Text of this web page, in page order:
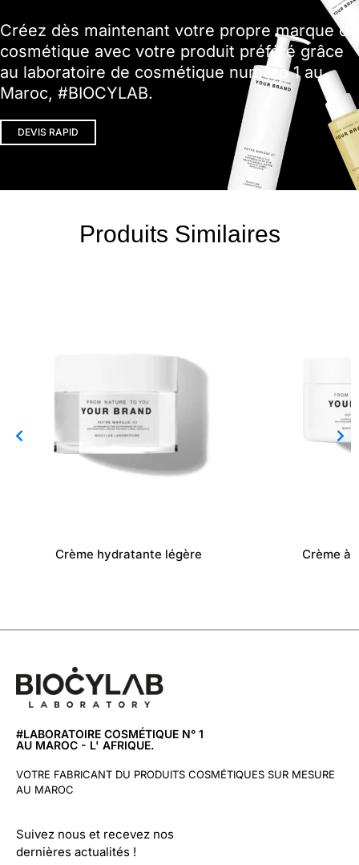
Créez dès maintenant votre propre marque de
cosmétique avec votre produit préféré grâce
au laboratoire de cosmétique numéro 1 au
Maroc, #BIOCYLAB.
DEVIS RAPID
Produits Similaires
Crème hydratante légère Crème à
#LABORATOIRE COSMÉTIQUE N° 1
AU MAROC - L' AFRIQUE.
VOTRE FABRICANT DU PRODUITS COSMÉTIQUES SUR MESURE
AU MAROC
Suivez nous et recevez nos
dernières actualités !